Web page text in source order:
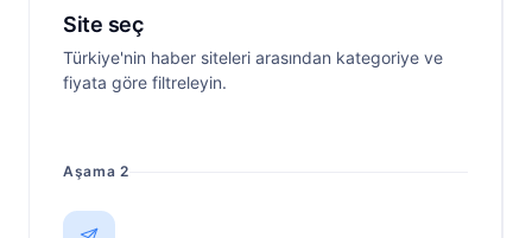
Site seç
Türkiye'nin haber siteleri arasından kategoriye ve
fiyata göre filtreleyin.
Aşama 2